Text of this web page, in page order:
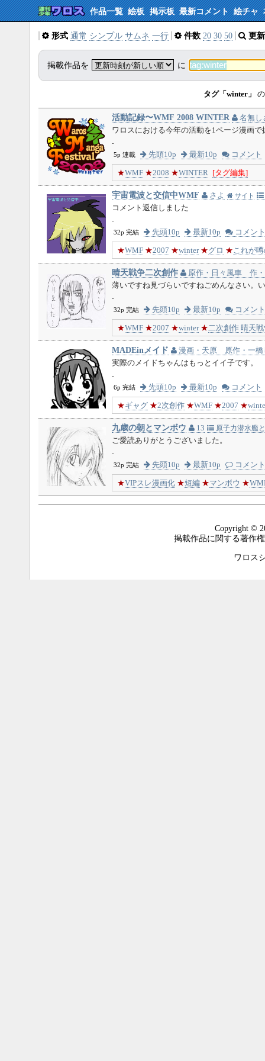
作品一覧 絵板 掲示板 最新コメント 絵チャ
形式 通常 シンプル サムネ 一行 件数 20 30 50 更
掲載作品を に
タグ「winter」
活動記録〜WMF 2008 WINTER
名無し
ワロスにおける今年の活動を1ページ漫画で
-
5p 連載
先頭10p 最新10p コメント
★WMF ★2008 ★WINTER [タグ編集]
宇宙電波と交信中WMF さよ サイト
コメント返信しました
-
32p 完結
先頭10p 最新10p コメント
★WMF ★2007 ★winter ★グロ ★ これが
晴天戦争二次創作
原作・日々風車 作
薄いですね見づらいですねごめんなさい。
-
32p 完結
先頭10p 最新10p コメント
★WMF ★2007 ★winter ★ 二次創作 晴天
MADEinメイド
漫画・天原 原作・一橋
実際のメイドちゃんはもっとイイ子です。
-
6p 完結
先頭10p 最新10p コメント
★ギャグ ★2次創作 ★WMF ★2007 ★
九歳の朝とマンボウ 13
原子力潜水艦
ご愛読ありがとうございました。
-
32p 完結
先頭10p 最新10p コメント
★VIPスレ漫画化 ★短編 ★マンボウ ★
Copyright ©
掲載作品に関する著作
ワロス